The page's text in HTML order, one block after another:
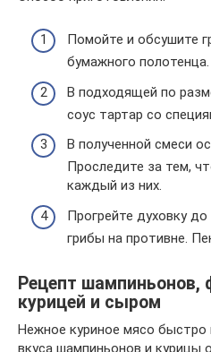
Помойте и обсушите
бумажного полотенца.
В подходящей по
соус тартар со
В полученной смеси
Проследите за тем,
каждый из них.
Прогрейте духовку
грибы на противне.
Рецепт
курицей и сыром
Нежное куриное мясо быстро
вкуса шампиньонов и курицы